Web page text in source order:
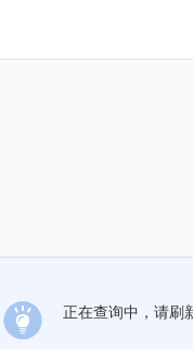
正在查询中，请刷